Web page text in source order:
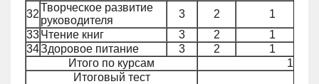
32
Творческое развитие
руководителя
3 2
1
33Чтение книг 3 2
1
34Здоровое питание 3 2
1
Итого по курсам
140
Итоговый тест